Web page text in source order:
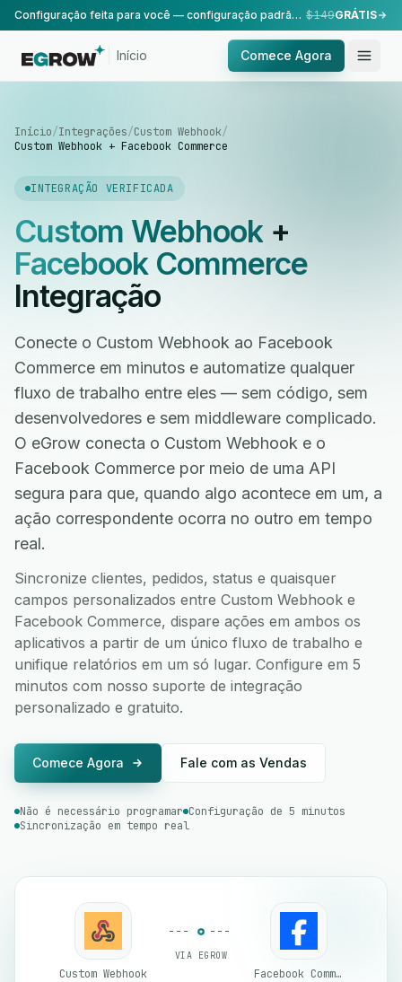
Configuração feita para você — configuração padrão, realizada pela nossa equipe. $149GRÁTIS
Início Comece Agora
Início/Integrações/Custom Webhook/
Custom Webhook + Facebook Commerce
INTEGRAÇÃO VERIFICADA
Custom Webhook+
Facebook Commerce
Integração
Conecte o Custom Webhook ao Facebook
Commerce em minutos e automatize qualquer
fluxo de trabalho entre eles — sem código, sem
desenvolvedores e sem middleware complicado.
O eGrow conecta o Custom Webhook e o
Facebook Commerce por meio de uma API
segura para que, quando algo acontece em um, a
ação correspondente ocorra no outro em tempo
real.
Sincronize clientes, pedidos, status e quaisquer
campos personalizados entre Custom Webhook e
Facebook Commerce, dispare ações em ambos os
aplicativos a partir de um único fluxo de trabalho e
unifique relatórios em um só lugar. Configure em 5
minutos com nosso suporte de integração
personalizado e gratuito.
Comece Agora Fale com as Vendas
Não é necessário programar Configuração de 5 minutos
Sincronização em tempo real
Custom Webhook
VIA EGROW
Facebook Commerce